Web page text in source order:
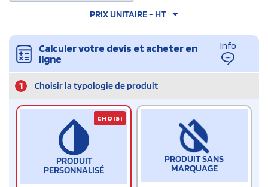
PRIX UNITAIRE - HT
Calculer votre devis et acheter en
ligne
Info
1 Choisir la typologie de produit
PRODUIT
PERSONNALISÉ
CHOISI
PRODUIT SANS
MARQUAGE